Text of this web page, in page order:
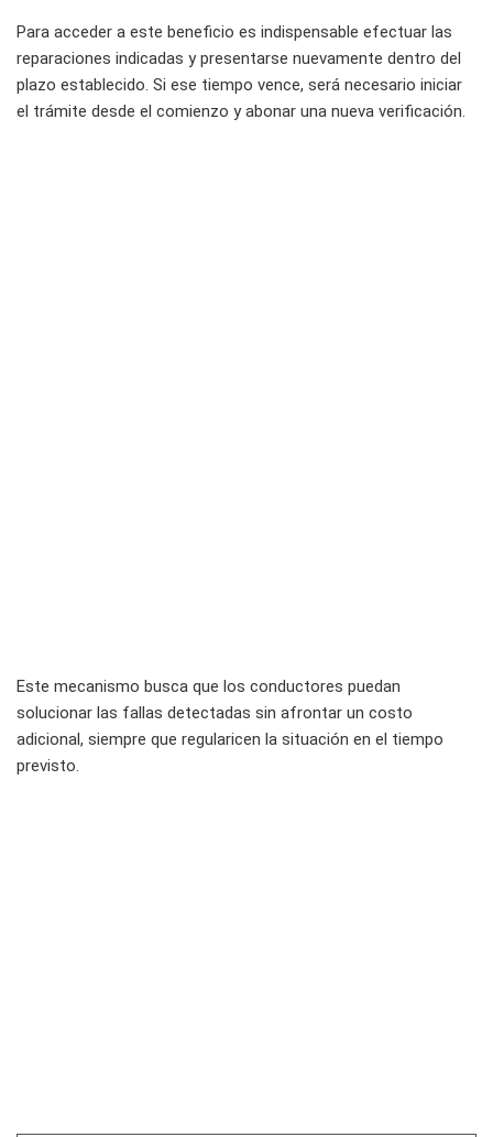
Para acceder a este beneficio es indispensable efectuar las
reparaciones indicadas y presentarse nuevamente dentro del
plazo establecido. Si ese tiempo vence, será necesario iniciar
el trámite desde el comienzo y abonar una nueva verificación.
Este mecanismo busca que los conductores puedan
solucionar las fallas detectadas sin afrontar un costo
adicional, siempre que regularicen la situación en el tiempo
previsto.